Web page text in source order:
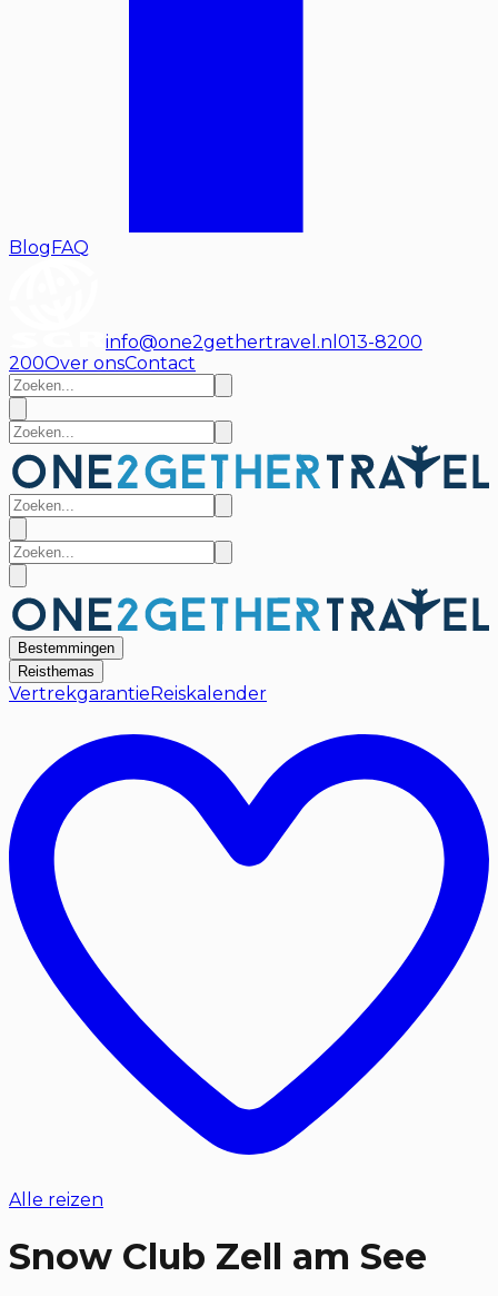
BlogFAQ
info@one2gethertravel.nl 013-8200
200Over onsContact
Bestemmingen
Reisthemas
Vertrekgarantie Reiskalender
Alle reizen
Snow Club Zell am See